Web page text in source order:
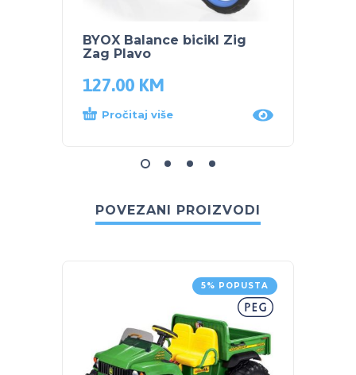
BYOX Balance bicikl Zig
Zag Plavo
127.00 KM
Pročitaj više
POVEZANI PROIZVODI
5% POPUSTA